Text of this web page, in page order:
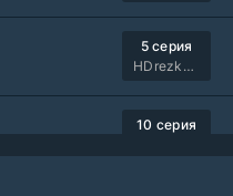
5 серия
HDrezka Studio
10 серия